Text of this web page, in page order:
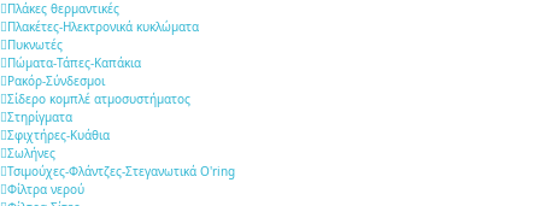
Πλάκες θερμαντικές
Πλακέτες-Ηλεκτρονικά κυκλώματα
Πυκνωτές
Πώματα-Τάπες-Καπάκια
Ρακόρ-Σύνδεσμοι
Σίδερο κομπλέ ατμοσυστήματος
Στηρίγματα
Σφιχτήρες-Κυάθια
Σωλήνες
Τσιμούχες-Φλάντζες-Στεγανωτικά O'ring
Φίλτρα νερού